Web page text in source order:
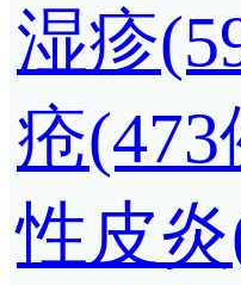
湿疹
疮(473
性皮